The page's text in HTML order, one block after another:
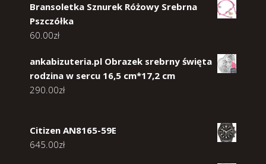
Bransoletka Sznurek Różowy Srebrna
Pszczółka
60.00zł
ankabizuteria.pl Obrazek srebrny święta
rodzina w sercu 16,5 cm*17,2 cm
290.00zł
Citizen AN8165-59E
645.00zł